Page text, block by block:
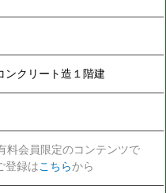
ンクリート造１階建
料会員限定のコンテンツで
登録はこちらから